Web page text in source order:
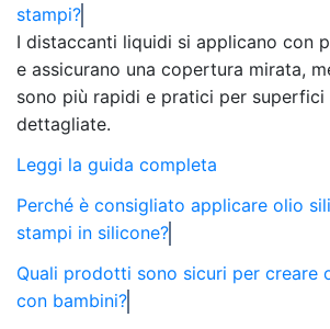
stampi?
I distaccanti liquidi si applicano con
e assicurano una copertura mirata,
sono più rapidi e pratici per superfici
dettagliate.
Leggi la guida completa
Perché è consigliato applicare olio
stampi in silicone?
Quali prodotti sono sicuri per creare
con bambini?